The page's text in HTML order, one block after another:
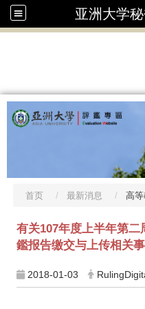
亚洲大学
首页 最新消息 高
有关107年度上半年第
鑑报告缴交与上传相关
2018-01-03